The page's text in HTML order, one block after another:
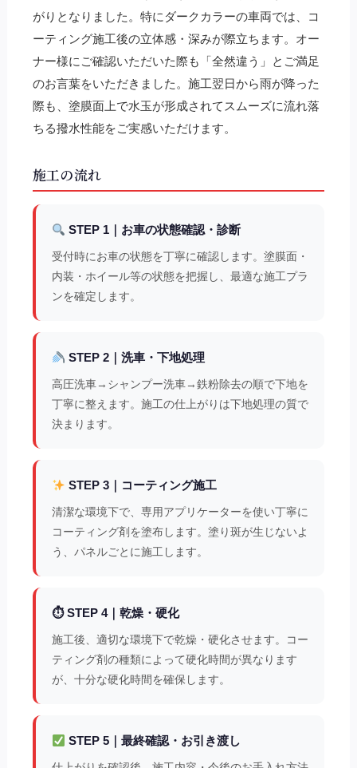
がりとなりました。特にダークカラーの車両では、コ
ーティング施工後の立体感・深みが際立ちます。オー
ナー様にご確認いただいた際も「全然違う」とご満足
のお言葉をいただきました。施工翌日から雨が降った
際も、塗膜面上で水玉が形成されてスムーズに流れ落
ちる撥水性能をご実感いただけます。
施工の流れ
STEP 1｜お車の状態確認・診断
受付時にお車の状態を丁寧に確認します。塗膜面・
内装・ホイール等の状態を把握し、最適な施工プラ
ンを確定します。
STEP 2｜洗車・下地処理
高圧洗車→シャンプー洗車→鉄粉除去の順で下地を
丁寧に整えます。施工の仕上がりは下地処理の質で
決まります。
STEP 3｜コーティング施工
清潔な環境下で、専用アプリケーターを使い丁寧に
コーティング剤を塗布します。塗り斑が生じないよ
う、パネルごとに施工します。
⏱ STEP 4｜乾燥・硬化
施工後、適切な環境下で乾燥・硬化させます。コー
ティング剤の種類によって硬化時間が異なります
が、十分な硬化時間を確保します。
STEP 5｜最終確認・お引き渡し